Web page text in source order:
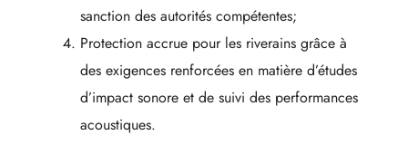
sanction des autorités compétentes;
Protection accrue pour les riverains grâce à
des exigences renforcées en matière d’études
d’impact sonore et de suivi des performances
acoustiques.